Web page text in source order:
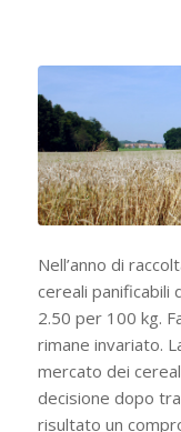
Nell’anno di
cereali panificabili
2.50 per 100 kg.
rimane invariato.
mercato dei
decisione dopo
risultato un